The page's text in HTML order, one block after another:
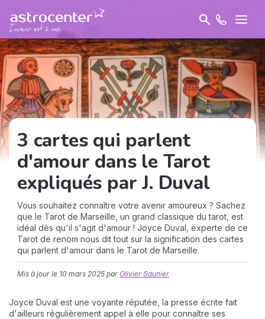
3 cartes qui parlent
d'amour dans le Tarot
expliqués par J. Duval
Vous souhaitez connaître votre avenir amoureux ? Sachez
que le Tarot de Marseille, un grand classique du tarot, est
idéal dès qu'il s'agit d'amour ! Joyce Duval, experte de ce
Tarot de renom nous dit tout sur la signification des cartes
qui parlent d'amour dans le Tarot de Marseille.
Mis à jour le 10 mars 2025 par Olivier Saunier
Joyce Duval est une voyante réputée, la presse écrite fait
d'ailleurs régulièrement appel à elle pour connaître ses